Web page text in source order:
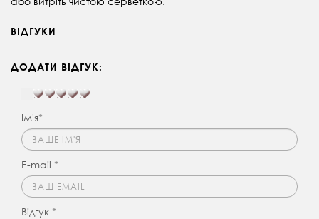
ВІДГУКИ
ДОДАТИ ВІДГУК:
Ім'я*
E-mail *
Відгук *